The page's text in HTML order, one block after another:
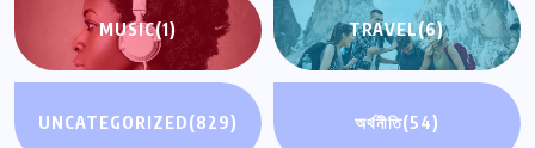
MUSIC(1) TRAVEL(6)
UNCATEGORIZED(829) অর্থনীতি(54)